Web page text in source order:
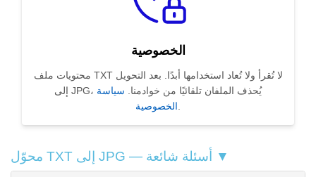
الخصوصية
محتويات ملف TXT لا تُقرأ ولا تُعاد استخدامها أبدًا. بعد التحويل
إلى JPG، يُحذف الملفان تلقائيًا من خوادمنا. سياسة
الخصوصية.
محوّل TXT إلى JPG — أسئلة شائعة ▼